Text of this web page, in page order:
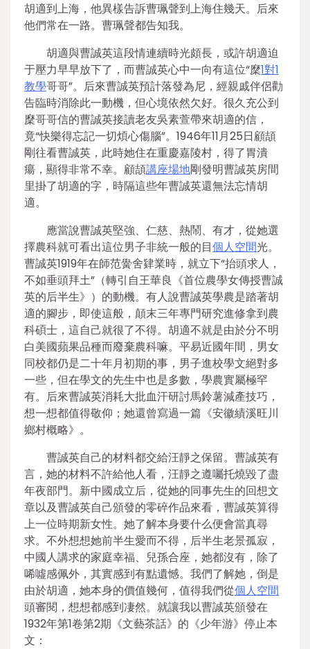
胡適到上海，他異樣告訴曹珮聲到上海住幾天。后來
他們常在一路。曹珮聲都告知我。
胡適與曹誠英這段情連續時光頗長，或許胡適迫
于壓力早早放下了，而曹誠英心中一向有這位“穈1對1
教學哥哥”。后來曹誠英預計落發為尼，經親戚伴侶勸
告臨時消除此一動機，但心境依然欠好。很久充公到
穈哥哥信的曹誠英接讀老友吳素萱帶來胡適的信，
竟“快樂得忘記一切煩心傷腦”。1946年11月25日顧頡
剛往看曹誠英，此時她住在重慶嘉陵村，得了胃潰
瘍，顯得非常不幸。顧頡講座場地剛發明曹誠英房間
里掛了胡適的字，時隔這些年曹誠英還無法忘情胡
適。
應當說曹誠英堅強、仁慈、熱鬧、有才，從她選
擇農科就可看出這位男子非統一般的目個人空間光。
曹誠英1919年在師范黌舍肄業時，就立下“抬頭求人，
不如垂頭拜土”（轉引自王華良《首位農學女傳授曹誠
英的后半生》）的動機。有人說曹誠英學農是踏著胡
適的腳步，即使這般，顛末三年專門研究進修拿到農
科碩士，這自己就很了不得。胡適不就是由於分不明
白美國蘋果品種而廢棄農科嘛。平易近國年間，男女
同校都仍是二十年月初期的事，男子進校學文絕對多
一些，但在學文的先生中也是多數，學農實屬極罕
有。后來曹誠英消耗大批血汗研討馬鈴薯減產技巧，
想一想都值得敬仰；她還曾寫過一篇《安徽績溪旺川
鄉村概略》。
曹誠英自己的材料都交給汪靜之保留。曹誠英有
言，她的材料不許給他人看，汪靜之遵囑托燒毀了盡
年夜部門。新中國成立后，從她的同事先生的回想文
章以及曹誠英自己頒發的零碎作品來看，曹誠英算得
上一位時期新女性。她了解本身要什么便會當真尋
求。不外想想她前半生愛而不得，后半生老景孤寂，
中國人講求的家庭幸福、兒孫合座，她都沒有，除了
唏噓感佩外，其實感到有點遺憾。我們了解她，倒是
由於胡適，她本身的價值幾何，值得我們從個人空間
頭審閱，想想都感到凄然。就讓我以曹誠英頒發在
1932年第1卷第2期《文藝茶話》的《少年游》停止本
文：